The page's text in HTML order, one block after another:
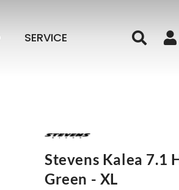
SERVICE
Stevens Kalea 7.1
Green - XL